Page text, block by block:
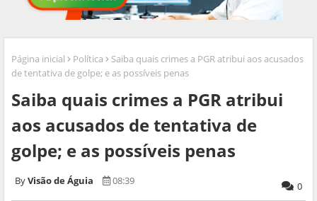
Página inicial Política
Saiba quais crimes a PGR atribui aos acusados
de tentativa de golpe; e as possíveis penas
Saiba quais crimes a PGR atribui
aos acusados de tentativa de
golpe; e as possíveis penas
Visão de Águia 08:39 0